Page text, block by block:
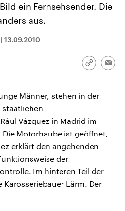
USA
Hintergründe
gehören die Vereinigten
mit großem Einfluss auf
aktuelle Weltgeschehen.
ein Fernsehsender. Die
aus.
| 13.09.2010
Link
Männer, stehen in der
staatlichen
Vázquez in Madrid im
Die Motorhaube ist geöffnet,
erklärt den angehenden
der
Im hinteren Teil der
Karosseriebauer Lärm. Der